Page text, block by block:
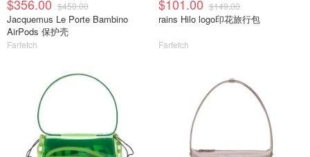
$356.00 $450.00
Jacquemus Le Porte Bambino
AirPods 保护壳
Farfetch
$101.00 $149.00
rains Hilo logo印花旅行包
Farfetch